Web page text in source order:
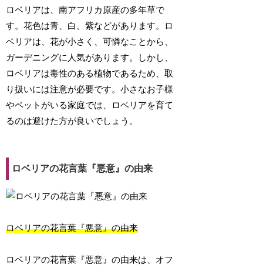
ロベリアは、南アフリカ原産の多年草で
す。花色は青、白、紫などがあります。ロ
ベリアは、花が小さく、可憐なことから、
ガーデニングに人気があります。しかし、
ロベリアは毒性のある植物であるため、取
り扱いには注意が必要です。小さなお子様
やペットがいる家庭では、ロベリアを育て
るのは避けた方が良いでしょう。
ロベリアの花言葉『悪意』の由来
ロベリアの花言葉『悪意』の由来
ロベリアの花言葉『悪意』の由来は、オフ